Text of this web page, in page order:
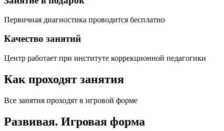
Первичная диагностика проводится бесплатно
Качество занятий
Центр работает при институте коррекционной педагогики
Как проходят занятия
Все занятия проходят в игровой форме
Развивая. Игровая форма